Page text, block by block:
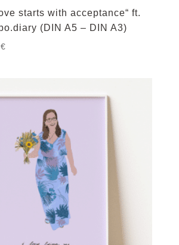
starts with acceptance“ ft.
(DIN A5 – DIN A3)
€Preisspanne: